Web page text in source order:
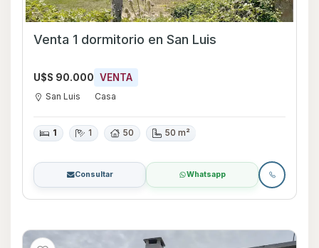
Venta 1 dormitorio en San Luis
U$S 90.000 VENTA
San Luis Casa
1 1 50 50 m²
Consultar Whatsapp